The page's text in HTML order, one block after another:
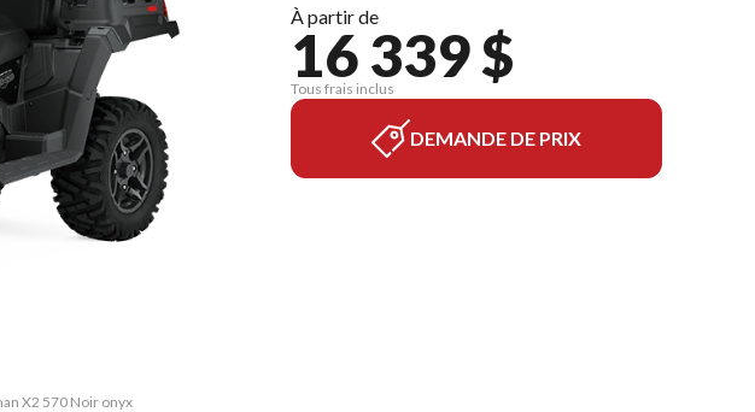
X2 570 Noir onyx
À partir de
16 339 $
Tous frais inclus
DEMANDE DE PRIX